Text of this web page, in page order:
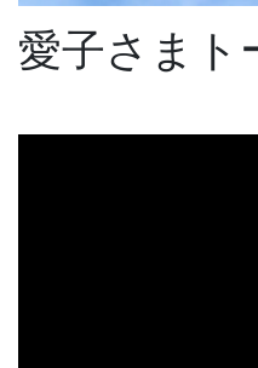
愛子さまト